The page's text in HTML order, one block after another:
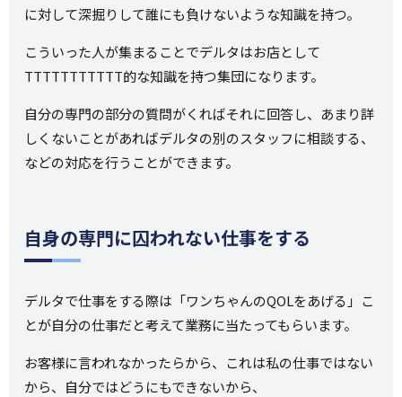
に対して深掘りして誰にも負けないような知識を持つ。
こういった人が集まることでデルタはお店として
TTTTTTTTTTT的な知識を持つ集団になります。
自分の専門の部分の質問がくればそれに回答し、あまり詳
しくないことがあればデルタの別のスタッフに相談する、
などの対応を行うことができます。
自身の専門に囚われない仕事をする
デルタで仕事をする際は「ワンちゃんのQOLをあげる」こ
とが自分の仕事だと考えて業務に当たってもらいます。
お客様に言われなかったらから、これは私の仕事ではない
から、自分ではどうにもできないから、